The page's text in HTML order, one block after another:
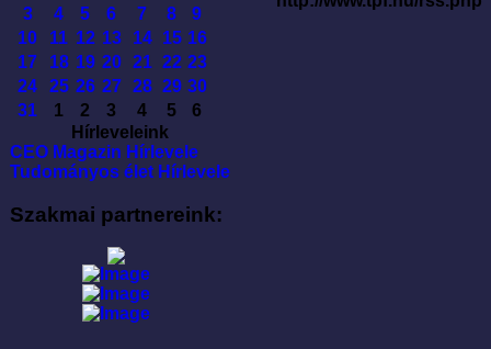
3
4 5 6 7 8
9
10
11 12 13 14 15 16
17
18 19 20 21 22 23
24
25 26 27 28 29 30
31
1 2 3 4 5
6
Hírleveleink
CEO Magazin Hírlevele
Tudományos élet Hírlevele
Szakmai partnereink: